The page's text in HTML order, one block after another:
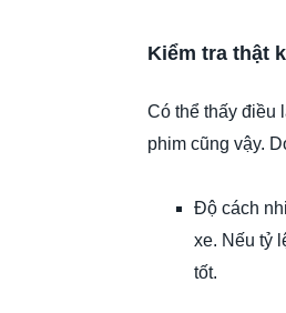
Kiểm tra thật
Có thể thấy điều
phim cũng vậy.
Độ cách
xe. Nếu tỷ
tốt.